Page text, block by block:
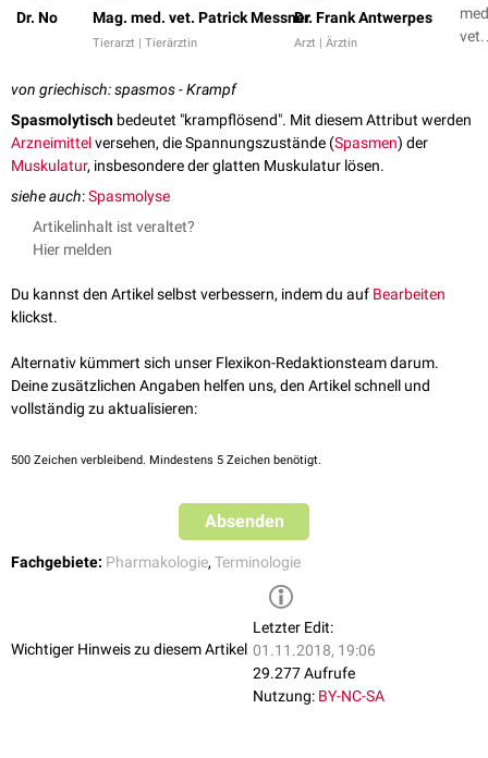
Dr. No Mag. med. vet. Patrick Messner
Tierarzt | Tierärztin
Dr. Frank Antwerpes
Arzt | Ärztin
vet.
von griechisch: spasmos - Krampf
Spasmolytisch bedeutet "krampflösend". Mit diesem Attribut werden
Arzneimittelversehen, die Spannungszustände (Spasmen) der
Muskulatur, insbesondere der glatten Muskulatur lösen.
siehe auch:Spasmolyse
Artikelinhalt ist veraltet?
Hier melden
Du kannst den Artikel selbst verbessern, indem du auf Bearbeiten
klickst.
Alternativ kümmert sich unser Flexikon-Redaktionsteam darum.
Deine zusätzlichen Angaben helfen uns, den Artikel schnell und
vollständig zu aktualisieren:
500 Zeichen verbleibend. Mindestens 5 Zeichen benötigt.
Absenden
Fachgebiete: Pharmakologie, Terminologie
Wichtiger Hinweis zu diesem Artikel
Letzter Edit:
01.11.2018, 19:06
29.277 Aufrufe
Nutzung: BY-NC-SA